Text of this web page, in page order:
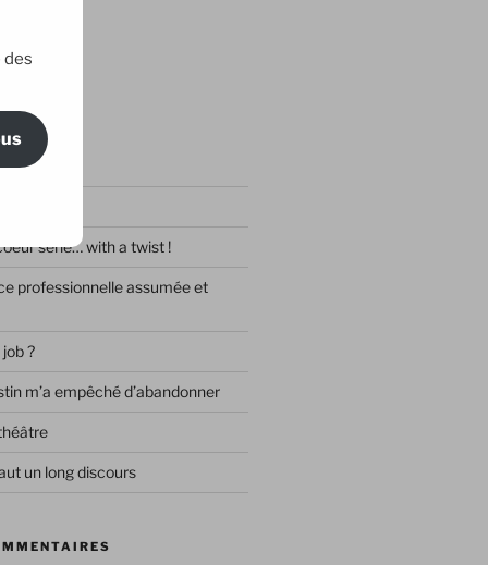
Maillard
série… with a twist !
professionnelle assumée et
?
m’a empêché d’abandonner
un long discours
des